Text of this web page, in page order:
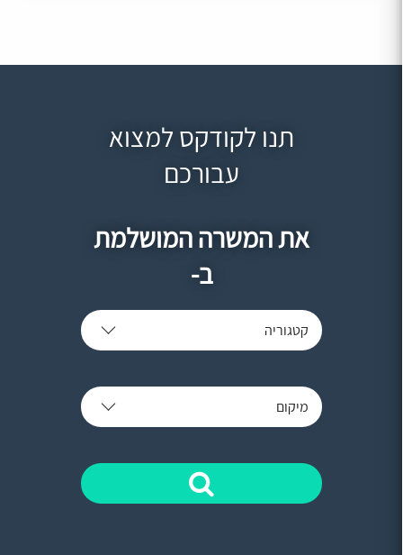
תנו לקודקס למצוא
עבורכם
את המשרה המושלמת
ב-
קטגוריה
מיקום